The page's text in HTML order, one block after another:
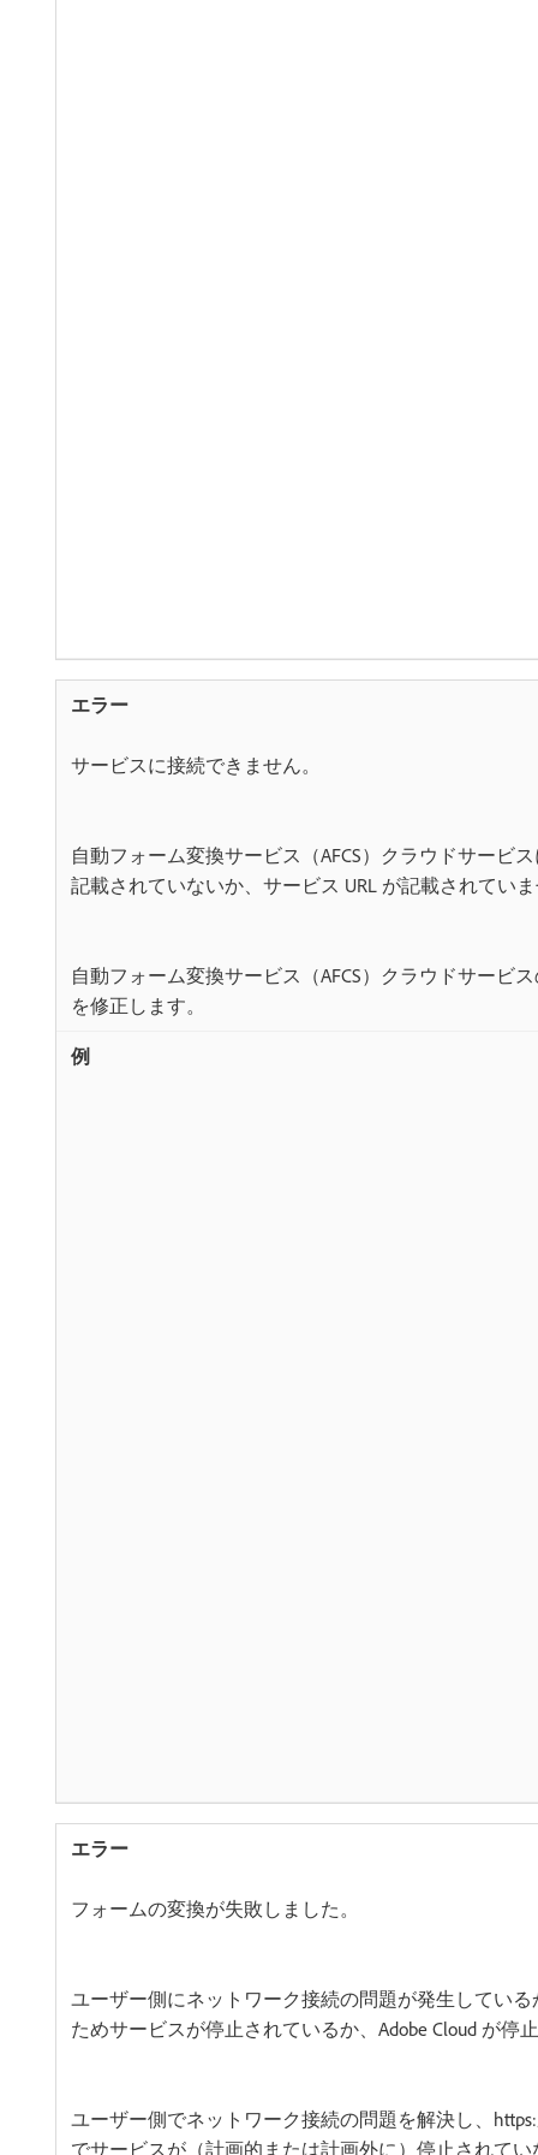
サービスに接続できません。
自動フォーム変換サービス（AFCS）クラウドサービ
記載されていないか、サービス URL が記載されてい
自動フォーム変換サービス（AFCS）クラウドサービ
を修正します。
フォームの変換が失敗しました。
ユーザー側にネットワーク接続の問題が発生してい
ためサービスが停止されているか、Adobe Cloud が停
ユーザー側でネットワーク接続の問題を解決し、
でサービスが（計画的または計画外に）停止されて